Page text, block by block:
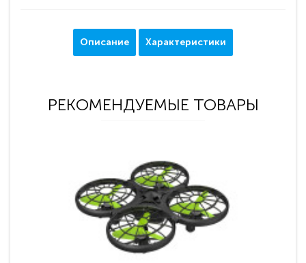
Описание Характеристики
РЕКОМЕНДУЕМЫЕ ТОВАРЫ